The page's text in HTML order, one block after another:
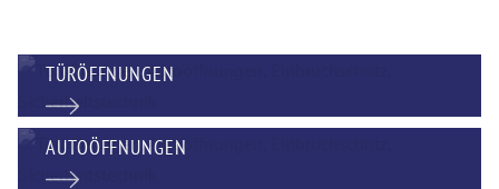
TÜRÖFFNUNGEN
AUTOÖFFNUNGEN